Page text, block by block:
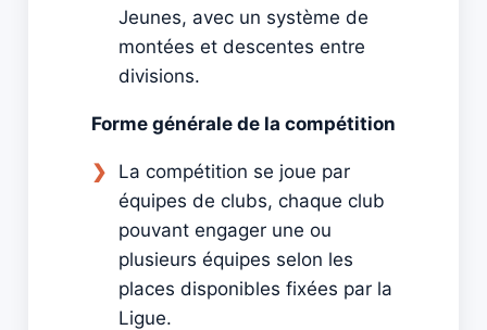
Jeunes, avec un système de
montées et descentes entre
divisions.
Forme générale de la compétition
La compétition se joue par
équipes de clubs, chaque club
pouvant engager une ou
plusieurs équipes selon les
places disponibles fixées par la
Ligue.